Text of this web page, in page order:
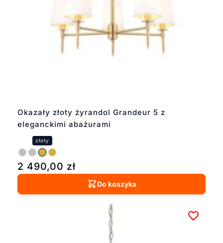
Okazały złoty żyrandol Grandeur 5 z
eleganckimi abażurami
2 490,00 zł
Do koszyka